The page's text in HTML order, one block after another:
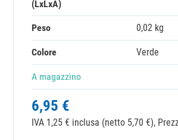
(LxLxA)
Peso 0,02 kg
Colore Verde
A magazzino
6,95 €
IVA 1,25 € inclusa (netto 5,70 €),